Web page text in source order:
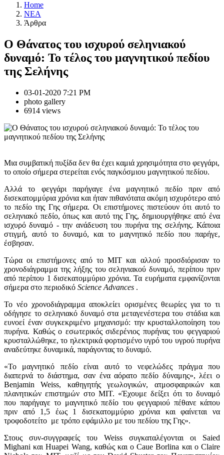
Home
NEA
Άρθρα
Ο Θάνατος του ισχυρού σεληνιακού
δυναμό: Το τέλος του μαγνητικού πεδίου
της Σελήνης
03-01-2020 7:21 PM
photo gallery
6914 views
Μια συμβατική πυξίδα δεν θα έχει καμιά χρησιμότητα στο φεγγάρι,
το οποίο σήμερα στερείται ενός παγκόσμιου μαγνητικού πεδίου.
Αλλά το φεγγάρι παρήγαγε ένα μαγνητικό πεδίο πριν από
δισεκατομμύρια χρόνια και ήταν πιθανότατα ακόμη ισχυρότερο από
το πεδίο της Γης σήμερα. Οι επιστήμονες πιστεύουν ότι αυτό το
σεληνιακό πεδίο, όπως και αυτό της Γης, δημιουργήθηκε από ένα
ισχυρό δυναμό - την ανάδευση του πυρήνα της σελήνης. Κάποια
στιγμή, αυτό το δυναμό, και το μαγνητικό πεδίο που παρήγε,
έσβησαν.
Τώρα οι επιστήμονες από το MIT και αλλού προσδιόρισαν το
χρονοδιάγραμμα της λήξης του σεληνιακού δυναμό, περίπου πριν
από περίπου 1 δισεκατομμύριο χρόνια. Τα ευρήματα εμφανίζονται
σήμερα στο περιοδικό Science Advances .
Το νέο χρονοδιάγραμμα αποκλείει ορισμένες θεωρίες για το τι
οδήγησε το σεληνιακό δυναμό στα μεταγενέστερα του στάδια και
ευνοεί έναν συγκεκριμένο μηχανισμό: την κρυσταλλοποίηση του
πυρήνα. Καθώς ο εσωτερικός σιδερένιος πυρήνας του φεγγαριού
κρυσταλλώθηκε, το ηλεκτρικά φορτισμένο υγρό του υγρού πυρήνα
αναδεύτηκε δυναμικά, παράγοντας το δυναμό.
«Το μαγνητικό πεδίο είναι αυτό το νεφελώδες πράγμα που
διαπερνά το διάστημα, σαν ένα αόρατο πεδίο δύναμης», λέει ο
Benjamin Weiss, καθηγητής γεωλογικών, ατμοσφαιρικών και
πλανητικών επιστημών στο MIT. «Έχουμε δείξει ότι το δυναμό
που παρήγαγε το μαγνητικό πεδίο του φεγγαριού πέθανε κάπου
πριν από 1,5 έως 1 δισεκατομμύριο χρόνια και φαίνεται να
τροφοδοτείτο με τρόπο εφάμιλλο με του πεδίου της Γης».
Στους συν-συγγραφείς του Weiss συγκαταλέγονται οι Saied
Mighani και Huapei Wang, καθώς και ο Caue Borlina και ο Claire